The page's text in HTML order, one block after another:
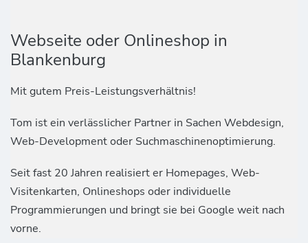
Webseite oder Onlineshop in
Blankenburg
Mit gutem Preis-Leistungsverhältnis!
Tom ist ein verlässlicher Partner in Sachen Webdesign,
Web-Development oder Suchmaschinenoptimierung.
Seit fast 20 Jahren realisiert er Homepages, Web-
Visitenkarten, Onlineshops oder individuelle
Programmierungen und bringt sie bei Google weit nach
vorne.